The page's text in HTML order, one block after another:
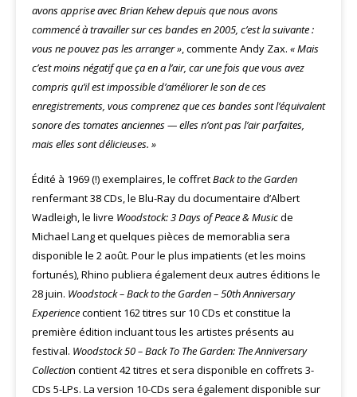
avons apprise avec Brian Kehew depuis que nous avons
commencé à travailler sur ces bandes en 2005, c’est la suivante :
vous ne pouvez pas les arranger », commente Andy Zax. « Mais
c’est moins négatif que ça en a l’air, car une fois que vous avez
compris qu’il est impossible d’améliorer le son de ces
enregistrements, vous comprenez que ces bandes sont l’équivalent
sonore des tomates anciennes — elles n’ont pas l’air parfaites,
mais elles sont délicieuses. »
Édité à 1969 (!) exemplaires, le coffretBack to the Garden
renfermant 38 CDs, le Blu-Ray du documentaire d’Albert
Wadleigh, le livre Woodstock: 3 Days of Peace & Musicde
Michael Lang et quelques pièces de memorablia sera
disponible le 2 août. Pour le plus impatients (et les moins
fortunés), Rhino publiera également deux autres éditions le
28 juin. Woodstock – Back to the Garden – 50th Anniversary
Experiencecontient 162 titres sur 10 CDs et constitue la
première édition incluant tous les artistes présents au
festival. Woodstock 50 – Back To The Garden: The Anniversary
Collection contient 42 titres et sera disponible en coffrets 3-
CDs 5-LPs. La version 10-CDs sera également disponible sur